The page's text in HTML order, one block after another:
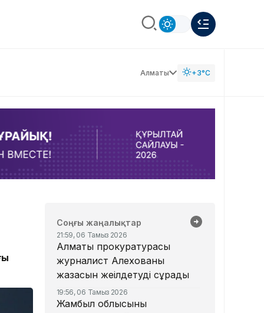
Алматы +3°C
Соңғы жаңалықтар
21:59, 06 Тамыз 2026
Алматы прокуратурасы
журналист Алехованың
жазасын жеңілдетуді сұрады
19:56, 06 Тамыз 2026
Жамбыл облысының